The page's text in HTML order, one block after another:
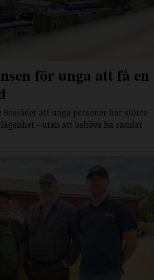
för unga att få en
Bostäder att unga personer har större
- utan att behöva ha samlat